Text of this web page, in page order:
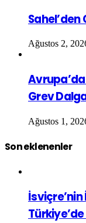
Sahel’den
Ağustos 2,
Grev
Ağustos 1,
Son eklenenler